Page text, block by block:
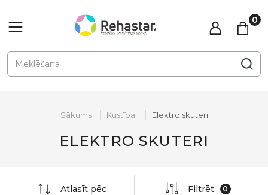
Sākums Kustībai Elektro skuteri
ELEKTRO SKUTERI
Atlasīt pēc Filtrēt